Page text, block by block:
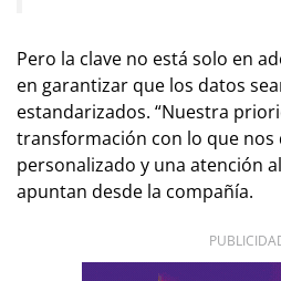
Pero la clave no está solo en
en garantizar que los datos
estandarizados. “Nuestra
transformación con lo que nos
personalizado y una atención
apuntan desde la compañía.